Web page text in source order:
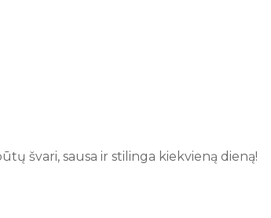
švari, sausa ir stilinga kiekvieną dieną!